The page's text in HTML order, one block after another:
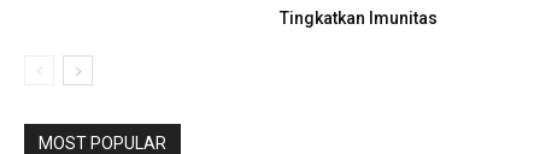
Tingkatkan Imunitas
MOST POPULAR